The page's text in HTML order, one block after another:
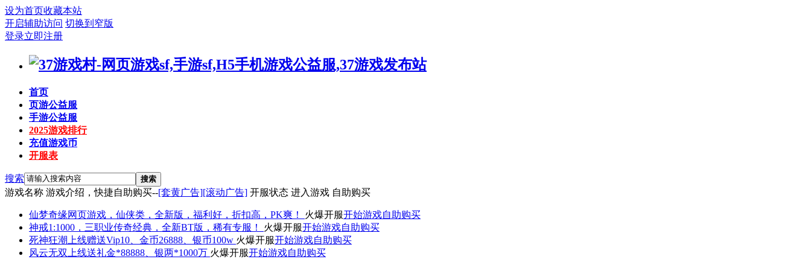
设为首页收藏本站
开启辅助访问 切换到窄版
登录立即注册
首页
页游公益服
手游公益服
2025游戏排行
充值游戏币
开服表
搜索 搜索
游戏名称 游戏介绍，快捷自助购买--[套黄广告][滚动广告] 开服状态 进入游戏 自助购买
仙梦奇缘网页游戏，仙侠类，全新版，福利好，折扣高，PK爽！ 火爆开服开始游戏自助购买
神戒1:1000，三职业传奇经典，全新BT版，稀有专服！ 火爆开服开始游戏自助购买
死神狂潮 上线赠送Vip10、金币26888、银币100w 火爆开服开始游戏自助购买
风云无双 上线送礼金*88888、银两*1000万 火爆开服开始游戏自助购买